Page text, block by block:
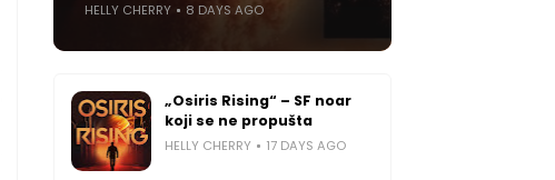
HELLY CHERRY 8 DAYS AGO
„Osiris Rising“ – SF noar
koji se ne propušta
HELLY CHERRY 17 DAYS AGO